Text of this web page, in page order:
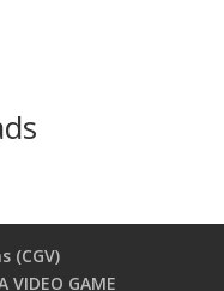
(CGV)
VIDEO GAME